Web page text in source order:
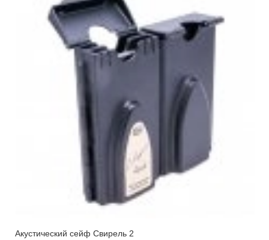
Акустический сейф Свирель 2